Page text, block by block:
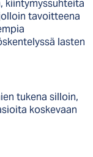
kiintymyssuhteita
tavoitteena
lasten
tukena silloin,
koskevaan